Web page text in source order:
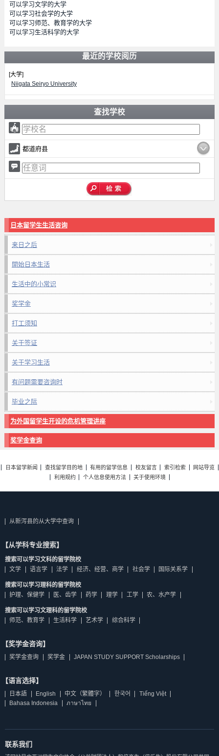
可以学习文学的大学
可以学习社会学的大学
可以学习师范、教育学的大学
可以学习生活科学的大学
最近的学校阅历
[大学]
Niigata Seiryo University
查找学校
都道府县
日本留学生生活咨询
来日之后
開始日本生活
生活中的小常识
奖学金
打工须知
关于签证
关于学习生活
有问题需要咨询时
毕业之际
为外国留学生开设的危机管理讲座
奖学金查询
日本留学新闻 查找留学目的地 有用的留学信息 校友留言 索引检索
网站导览
利用规约
个人信息使用方法 关于使用环境
从新泻县的从大学中查询
【从学科专业搜索】
搜索可以学习文科的留学院校
文学
语言学 法学 经济、经营、商学 社会学 国际关系学
搜索可以学习理科的留学院校
护理、保健学
医、齿学 药学 理学 工学 农、水产学
搜索可以学习文理科的留学院校
师范、教育学
生活科学 艺术学 综合科学
【奖学金咨询】
奖学金查询 奖学金 JAPAN STUDY SUPPORT Scholarships
【语言选择】
日本語 English 中文（繁體字） 한국어
Tiếng Việt
Bahasa Indonesia
ภาษาไทย
联系我们